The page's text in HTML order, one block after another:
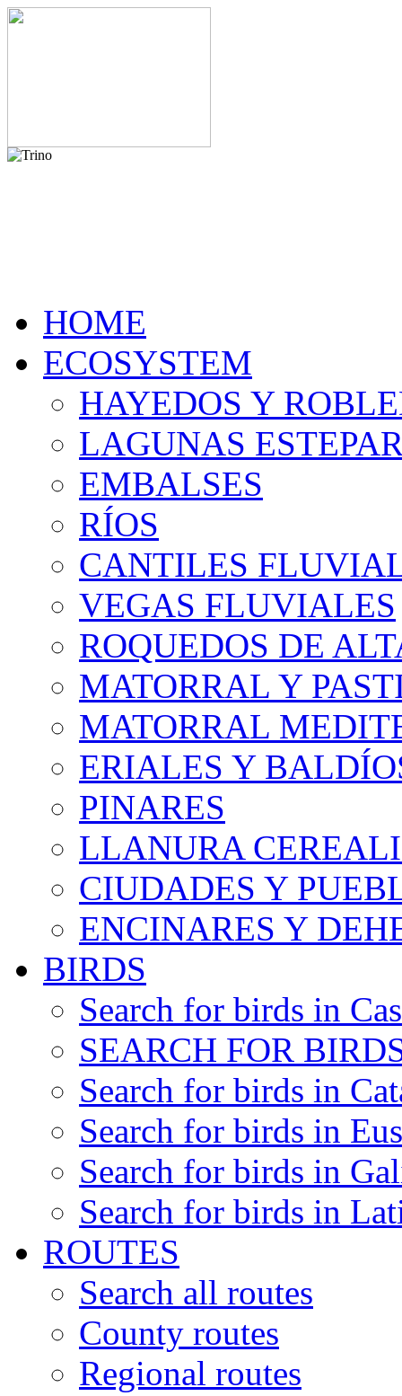
HOME
ECOSYSTEM
HAYEDOS Y
LAGUNAS
EMBALSES
RÍOS
CANTILES
VEGAS FLUVIALES
ROQUEDOS DE
MATORRAL Y
MATORRAL
ERIALES Y
PINARES
LLANURA
CIUDADES Y
ENCINARES Y
BIRDS
Search for birds in
SEARCH FOR
Search for birds in
Search for birds in
Search for birds in
Search for birds in
ROUTES
Search all routes
County routes
Regional routes